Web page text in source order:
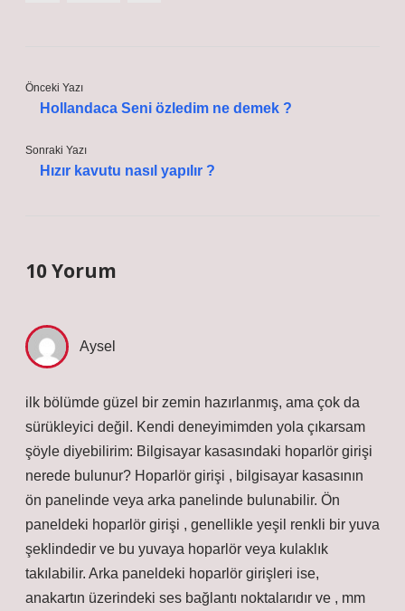
Önceki Yazı
Hollandaca Seni özledim ne demek ?
Sonraki Yazı
Hızır kavutu nasıl yapılır ?
10 Yorum
Aysel
ilk bölümde güzel bir zemin hazırlanmış, ama çok da
sürükleyici değil. Kendi deneyimimden yola çıkarsam
şöyle diyebilirim: Bilgisayar kasasındaki hoparlör girişi
nerede bulunur? Hoparlör girişi , bilgisayar kasasının
ön panelinde veya arka panelinde bulunabilir. Ön
paneldeki hoparlör girişi , genellikle yeşil renkli bir yuva
şeklindedir ve bu yuvaya hoparlör veya kulaklık
takılabilir. Arka paneldeki hoparlör girişleri ise,
anakartın üzerindeki ses bağlantı noktalarıdır ve , mm